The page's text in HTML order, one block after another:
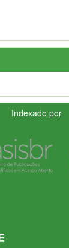
Indexado por